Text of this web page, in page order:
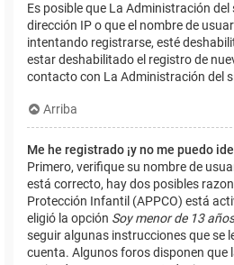
Es posible que La Administración
dirección IP o que el nombre de
intentando registrarse, esté
estar deshabilitado el registro de
contacto con La Administración del
Arriba
Me he registrado ¡y no me puedo
Primero, verifique su nombre de
está correcto, hay dos posibles
Protección Infantil (APPCO) está
eligió la opción Soy menor de 13 años
seguir algunas instrucciones que se
cuenta. Algunos foros disponen que